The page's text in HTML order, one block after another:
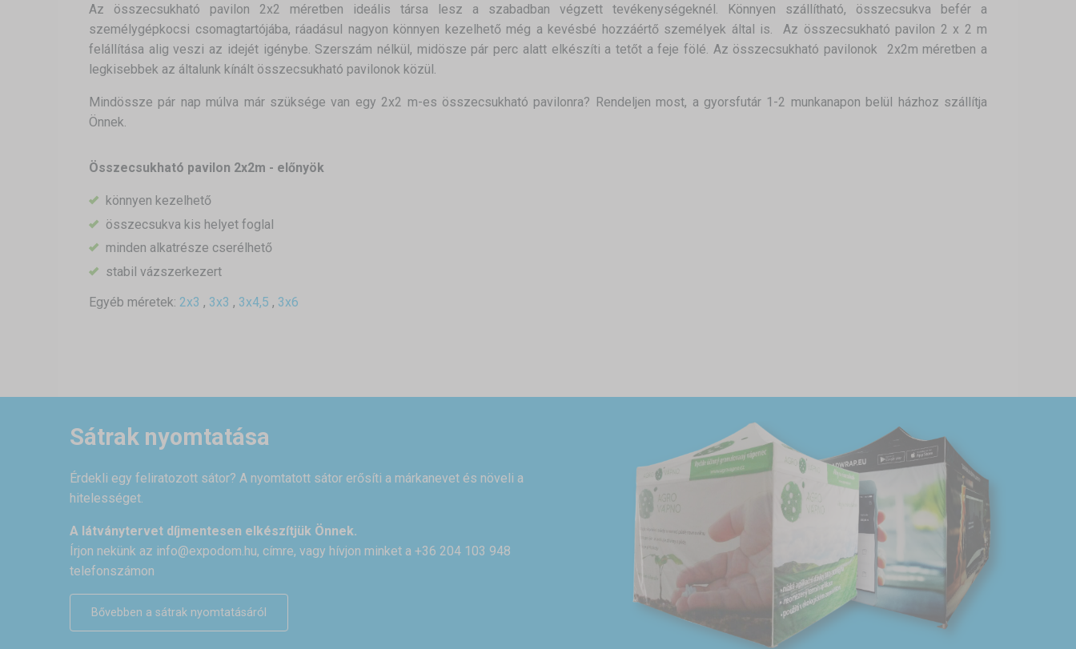
Az összecsukható pavilon 2x2 méretben ideális társa lesz a szabadban végzett tevékenységeknél. Könnyen szállítható, összecsukva befér a
személygépkocsi csomagtartójába, ráadásul nagyon könnyen kezelhető még a kevésbé hozzáértő személyek által is. Az összecsukható pavilon 2 x 2 m
felállítása alig veszi az idejét igénybe. Szerszám nélkül, midösze pár perc alatt elkészíti a tetőt a feje fölé. Az összecsukható pavilonok 2x2m méretben a
legkisebbek az általunk kínált összecsukható pavilonok közül.
Mindössze pár nap múlva már szüksége van egy 2x2 m-es összecsukható pavilonra? Rendeljen most, a gyorsfutár 1-2 munkanapon belül házhoz szállítja
Önnek.
Összecsukható pavilon 2x2m - előnyök
könnyen kezelhető
összecsukva kis helyet foglal
minden alkatrésze cserélhető
stabil vázszerkezert
Egyéb méretek: 2x3 , 3x3 , 3x4,5 , 3x6
Sátrak nyomtatása
Érdekli egy feliratozott sátor? A nyomtatott sátor erősíti a márkanevet és növeli a
hitelességet.
A látványtervet díjmentesen elkészítjük Önnek.
Írjon nekünk az info@expodom.hu, címre, vagy hívjon minket a +36 204 103 948
telefonszámon
Bővebben a sátrak nyomtatásáról